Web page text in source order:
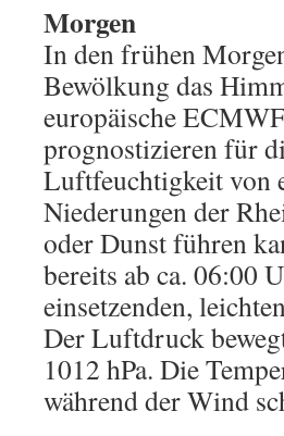
Morgen
In den frühen
Bewölkung das
europäische
prognostizieren für
Luftfeuchtigkeit von
Niederungen der
oder Dunst führen
bereits ab ca. 06:00
einsetzenden,
Der Luftdruck
1012 hPa. Die
während der Wind